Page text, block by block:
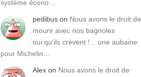
système écono…
pedibus on Nous avons le droit de
mourir avec nos bagnoles
oui qu'ils crèvent !... une aubaine
pour Michelin…
Alex on Nous avons le droit de